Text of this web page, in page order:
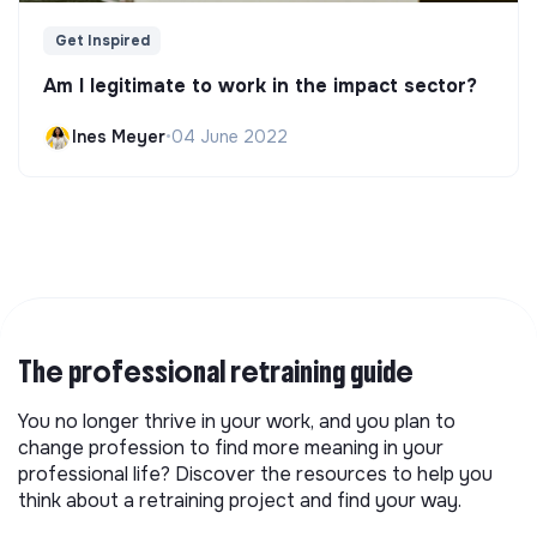
Get Inspired
Am I legitimate to work in the impact sector?
Ines Meyer•04 June 2022
The professional retraining guide
You no longer thrive in your work, and you plan to
change profession to find more meaning in your
professional life? Discover the resources to help you
think about a retraining project and find your way.